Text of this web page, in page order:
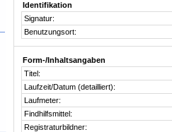
Identifikation
Signatur:
Benutzungsort:
Form-/Inhaltsangaben
Titel:
Laufzeit/Datum (detailliert):
Laufmeter:
Findhilfsmittel:
Registraturbildner: